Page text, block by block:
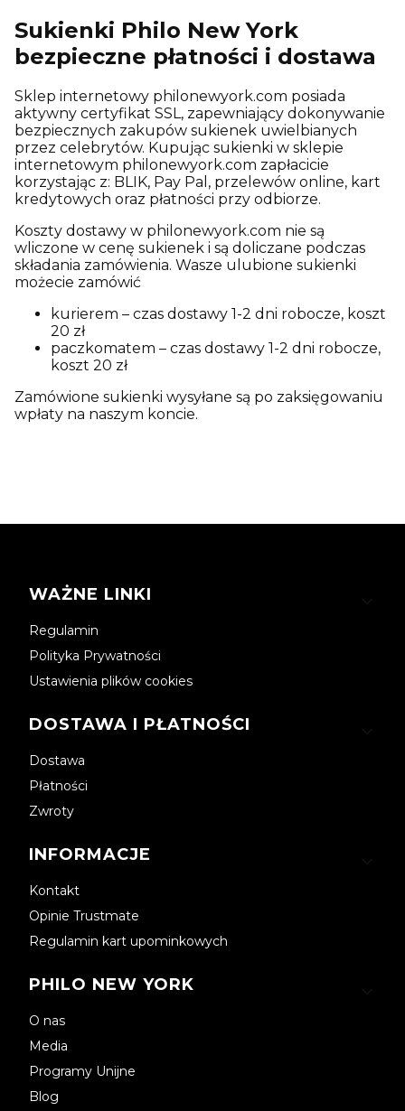
Sukienki Philo New York
bezpieczne płatności i dostawa
Sklep internetowy philonewyork.com posiada
aktywny certyfikat SSL, zapewniający dokonywanie
bezpiecznych zakupów sukienek uwielbianych
przez celebrytów. Kupując sukienki w sklepie
internetowym philonewyork.com zapłacicie
korzystając z: BLIK, Pay Pal, przelewów online, kart
kredytowych oraz płatności przy odbiorze.
Koszty dostawy w philonewyork.com nie są
wliczone w cenę sukienek i są doliczane podczas
składania zamówienia. Wasze ulubione sukienki
możecie zamówić
kurierem – czas dostawy 1-2 dni robocze, koszt
20 zł
paczkomatem – czas dostawy 1-2 dni robocze,
koszt 20 zł
Zamówione sukienki wysyłane są po zaksięgowaniu
wpłaty na naszym koncie.
Linki w stopce
WAŻNE LINKI
Regulamin
Polityka Prywatności
Ustawienia plików cookies
DOSTAWA I PŁATNOŚCI
Dostawa
Płatności
Zwroty
INFORMACJE
Kontakt
Opinie Trustmate
Regulamin kart upominkowych
PHILO NEW YORK
O nas
Media
Programy Unijne
Blog